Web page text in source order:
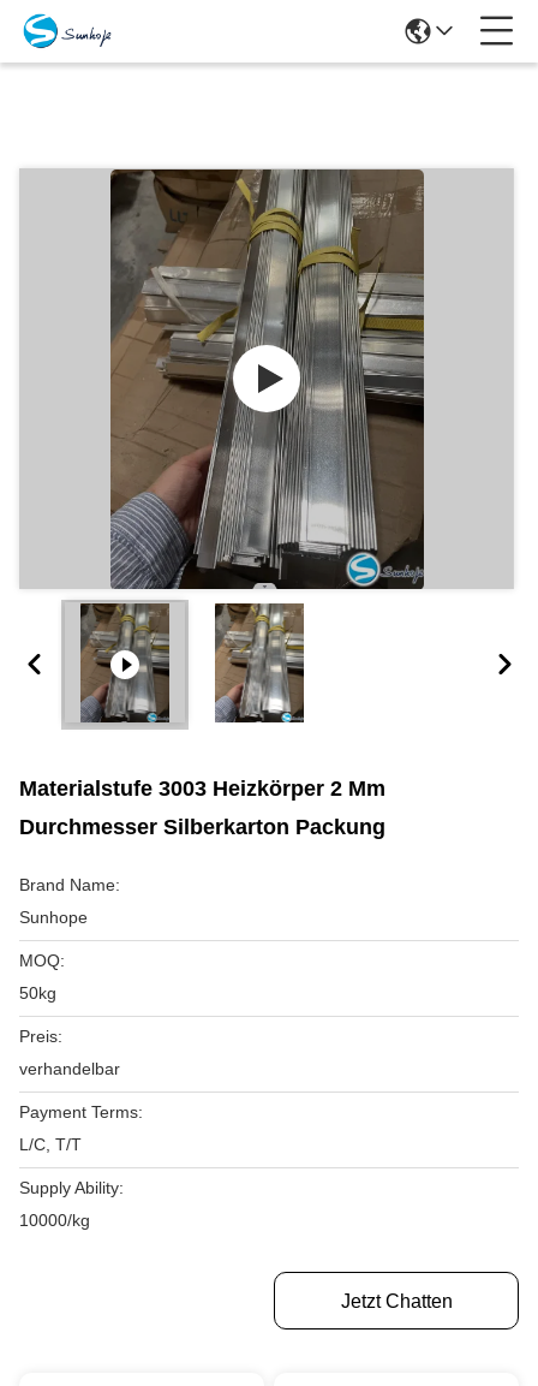
Materialstufe 3003 Heizkörper 2 Mm
Durchmesser Silberkarton Packung
Brand Name:
Sunhope
MOQ:
50kg
Preis:
verhandelbar
Payment Terms:
L/C, T/T
Supply Ability:
10000/kg
Jetzt Chatten